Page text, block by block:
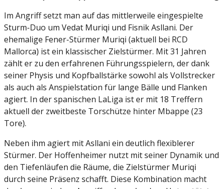
Im Angriff setzt man auf das mittlerweile eingespielte
Sturm-Duo um Vedat Muriqi und Fisnik Asllani. Der
ehemalige Fener-Stürmer Muriqi (aktuell bei RCD
Mallorca) ist ein klassischer Zielstürmer. Mit 31 Jahren
zählt er zu den erfahrenen Führungsspielern, der dank
seiner Physis und Kopfballstärke sowohl als Vollstrecker
als auch als Anspielstation für lange Bälle und Flanken
agiert. In der spanischen LaLiga ist er mit 18 Treffern
aktuell der zweitbeste Torschütze hinter Mbappe (23
Tore).
Neben ihm agiert mit Asllani ein deutlich flexiblerer
Stürmer. Der Hoffenheimer nutzt mit seiner Dynamik und
den Tiefenläufen die Räume, die Zielstürmer Muriqi
durch seine Präsenz schafft. Diese Kombination macht